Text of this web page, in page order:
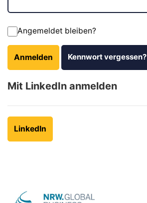
Angemeldet bleiben?
Anmelden Kennwort vergessen?
Mit LinkedIn anmelden
LinkedIn